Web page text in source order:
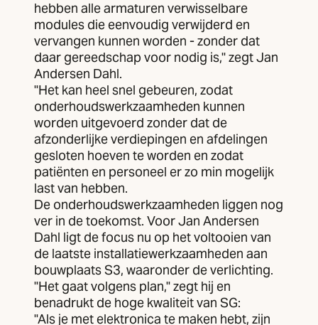
hebben alle armaturen verwisselbare
modules die eenvoudig verwijderd en
vervangen kunnen worden - zonder dat
daar gereedschap voor nodig is," zegt Jan
Andersen Dahl.
"Het kan heel snel gebeuren, zodat
onderhoudswerkzaamheden kunnen
worden uitgevoerd zonder dat de
afzonderlijke verdiepingen en afdelingen
gesloten hoeven te worden en zodat
patiënten en personeel er zo min mogelijk
last van hebben.
De onderhoudswerkzaamheden liggen nog
ver in de toekomst. Voor Jan Andersen
Dahl ligt de focus nu op het voltooien van
de laatste installatiewerkzaamheden aan
bouwplaats S3, waaronder de verlichting.
"Het gaat volgens plan," zegt hij en
benadrukt de hoge kwaliteit van SG:
"Als je met elektronica te maken hebt, zijn